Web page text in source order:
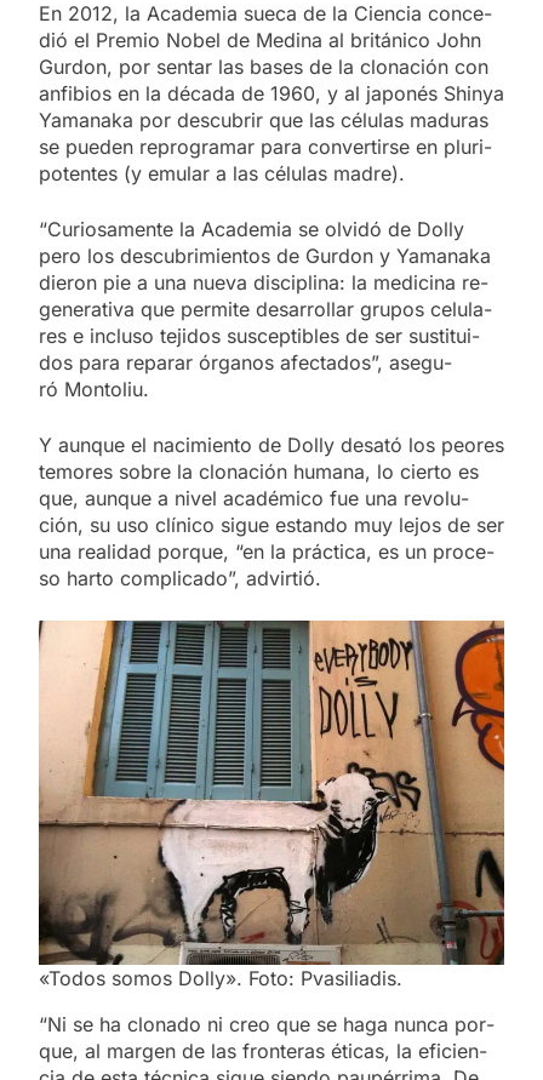
En 2012, la Aca­de­mia sue­ca de la Cien­cia con­ce­
dió el Pre­mio No­bel de Me­di­na al bri­tá­ni­co John
Gur­don, por sen­tar las ba­ses de la clo­na­ción con
an­fi­bios en la dé­ca­da de 1960, y al ja­po­nés Shin­ya
Ya­ma­na­ka por des­cu­brir que las cé­lu­las ma­du­ras
se pue­den re­pro­gra­mar para con­ver­tir­se en plu­ri­
po­ten­tes (y emu­lar a las cé­lu­las ma­dre).
“Cu­rio­sa­men­te la Aca­de­mia se ol­vi­dó de Do­lly
pero los des­cu­bri­mien­tos de Gur­don y Ya­ma­na­ka
die­ron pie a una nue­va dis­ci­pli­na: la me­di­ci­na re­
ge­ne­ra­ti­va que per­mi­te desa­rro­llar gru­pos ce­lu­la­
res e in­clu­so te­ji­dos sus­cep­ti­bles de ser sus­ti­tui­
dos para re­pa­rar ór­ga­nos afec­ta­dos”, ase­gu­
ró Mon­to­liu.
Y aun­que el na­ci­mien­to de Do­lly desató los peo­res
te­mo­res so­bre la clo­na­ción hu­ma­na, lo cier­to es
que, aun­que a ni­vel aca­dé­mi­co fue una re­vo­lu­
ción, su uso clí­ni­co si­gue es­tan­do muy le­jos de ser
una reali­dad por­que, “en la prác­ti­ca, es un pro­ce­
so har­to com­pli­ca­do”, ad­vir­tió.
«Todos somos Dolly». Foto: Pvasiliadis.
“Ni se ha clo­na­do ni creo que se haga nun­ca por­
que, al mar­gen de las fron­te­ras éti­cas, la efi­cien­